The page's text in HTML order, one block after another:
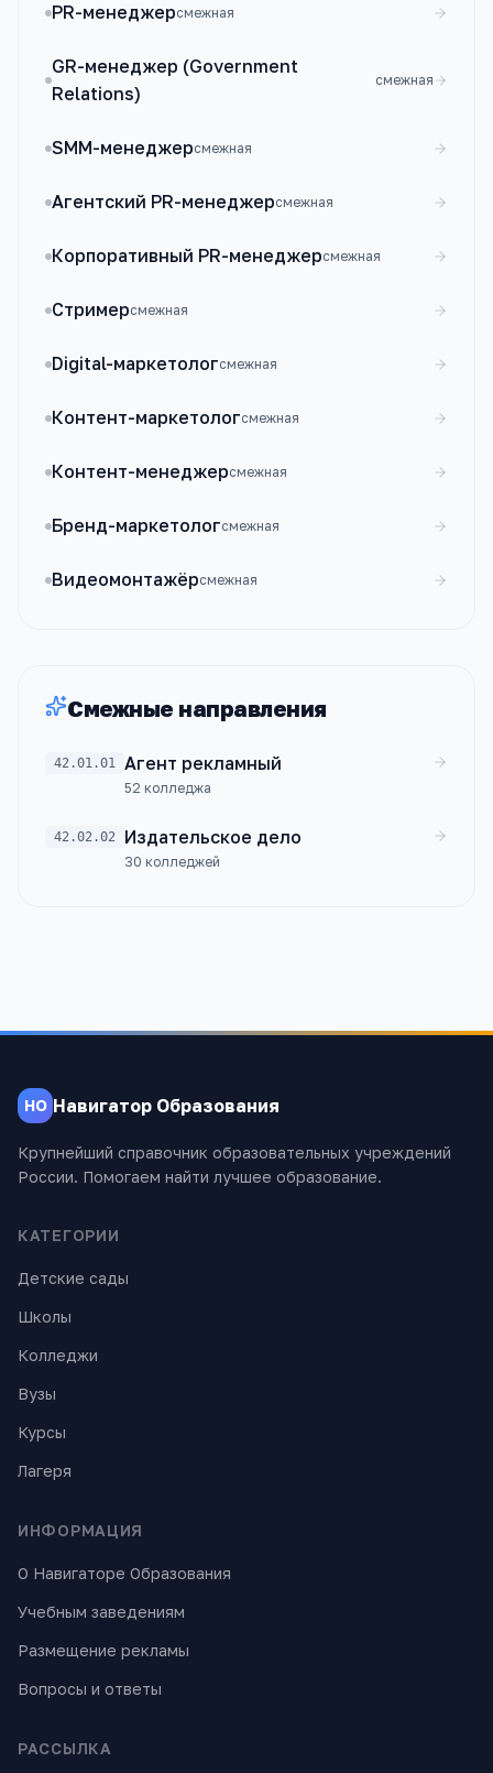
PR-менеджерсмежная
GR-менеджер (Government
Relations)
смежная
SMM-менеджерсмежная
Агентский PR-менеджерсмежная
Корпоративный PR-менеджерсмежная
Стримерсмежная
Digital-маркетологсмежная
Контент-маркетологсмежная
Контент-менеджерсмежная
Бренд-маркетологсмежная
Видеомонтажёрсмежная
Смежные направления
42.01.01 Агент рекламный
52 колледжа
42.02.02 Издательское дело
30 колледжей
НО Навигатор Образования
Крупнейший справочник образовательных учреждений
России. Помогаем найти лучшее образование.
КАТЕГОРИИ
Детские сады
Школы
Колледжи
Вузы
Курсы
Лагеря
ИНФОРМАЦИЯ
О Навигаторе Образования
Учебным заведениям
Размещение рекламы
Вопросы и ответы
РАССЫЛКА